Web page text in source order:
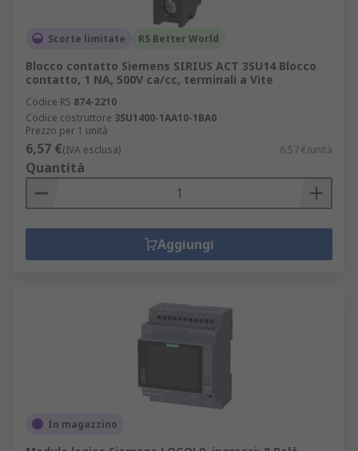
Scorte limitate RS Better World
Blocco contatto Siemens SIRIUS ACT 3SU14 Blocco
contatto, 1 NA, 500V ca/cc, terminali a Vite
Codice RS 874-2210
Codice costruttore 3SU1400-1AA10-1BA0
Prezzo per 1 unità
6,57 €(IVA esclusa) 6,57 €/unità
Quantità
Aggiungi
In magazzino